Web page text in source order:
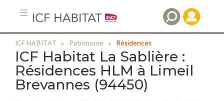
Aller
contenu
principal
ICF HABITAT Patrimoine Résidences
ICF Habitat La Sablière :
Résidences HLM à Limeil
Brevannes (94450)